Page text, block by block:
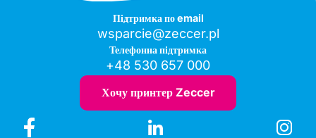
Підтримка по email
wsparcie@zeccer.pl
Телефонна підтримка
+48 530 657 000
Хочу принтер Zeccer